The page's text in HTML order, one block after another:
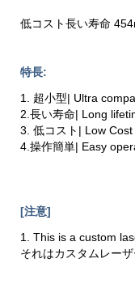
低コスト長い寿命
特長:
1. 超小型| Ultra
2.長い寿命| Long
3. 低コスト| Low Cost
4.操作簡単| Easy
[注意]
1. This is a custom
それはカスタムレーザ